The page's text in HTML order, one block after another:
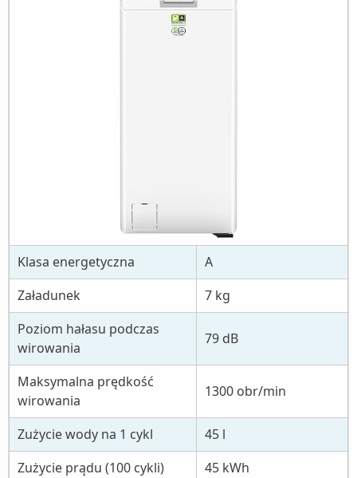
Klasa energetyczna
A
Załadunek
7 kg
Poziom hałasu podczas
wirowania
79 dB
Maksymalna prędkość
wirowania
1300 obr/min
Zużycie wody na 1 cykl
45 l
Zużycie prądu (100 cykli)
45 kWh